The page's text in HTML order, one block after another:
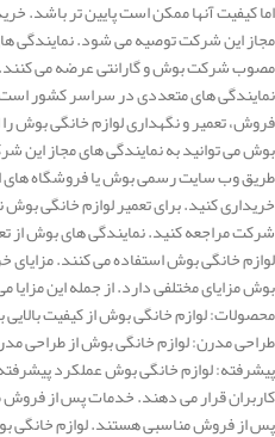
اما کیفیت آنها ممکن است پایین تر باشد.
مجاز این شرکت توصیه می شود. نمایندگی
مصوب شرکت بوش و گارانتی عرضه می کنند.
نمایندگی های متعددی در سراسر کشور
فروش، تعمیر و نگهداری لوازم خانگی بوش
بوش می توانید به نمایندگی های مجاز این
طریق وب سایت رسمی بوش یا فروشگاه های
خریداری کنید. برای تعمیر لوازم خانگی بوش
شرکت مراجعه کنید. نمایندگی های بوش از
لوازم خانگی بوش استفاده می کنند.
بوش مزایای مختلفی دارد. از جمله این مزایا
محصولات: لوازم خانگی بوش از کیفیت بالایی
طراحی مدرن: لوازم خانگی بوش از طراحی
پیشرفته: لوازم خانگی بوش عملکرد
کاربران قرار می دهند. خدمات پس از
پس از فروش مناسبی هستند. لوازم خانگی